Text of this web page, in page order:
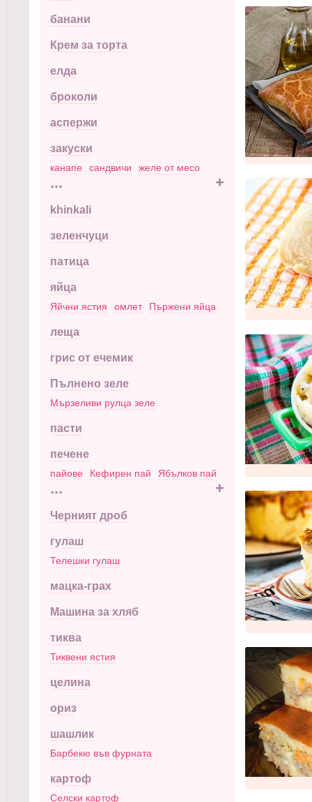
банани
Крем за торта
елда
броколи
аспержи
закуски
канапе сандвичи желе от месо
... +
khinkali
зеленчуци
патица
яйца
Яйчни ястия омлет Пържени яйца
леща
грис от ечемик
Пълнено зеле
Мързеливи рулца зеле
пасти
печене
пайове Кефирен пай Ябълков пай
... +
Черният дроб
гулаш
Телешки гулаш
мацка-грах
Машина за хляб
тиква
Тиквени ястия
целина
ориз
шашлик
Барбекю във фурната
картоф
Селски картоф